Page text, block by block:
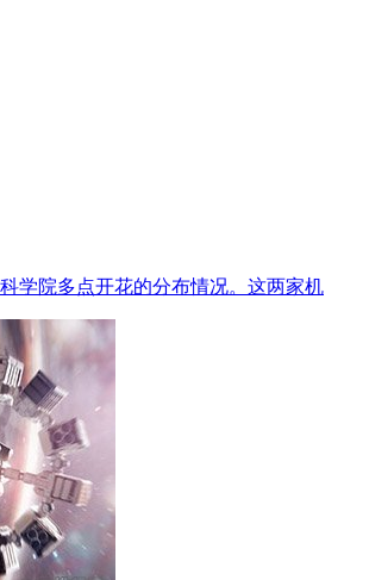
学院多点开花的分布情况。这两家机